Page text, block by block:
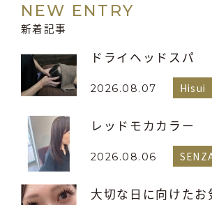
NEW ENTRY
新着記事
ドライヘッドスパ
2026.08.07 Hisui
レッドモカカラー
2026.08.06
大切な日に向けたお